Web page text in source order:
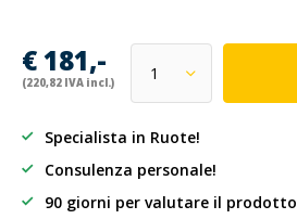
€ 181,-
(220,82 IVA incl.)
Specialista in Ruote!
Consulenza personale!
90 giorni per valutare il prodotto